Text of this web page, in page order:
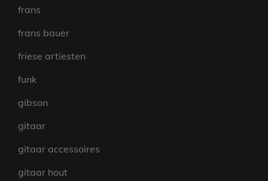
frans
frans bauer
friese artiesten
funk
gibson
gitaar
gitaar accessoires
gitaar hout